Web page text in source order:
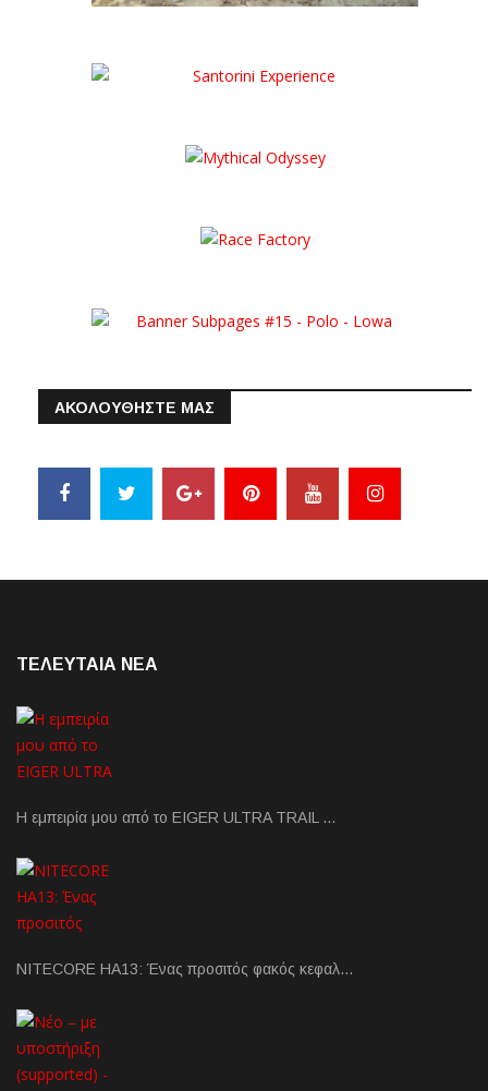
ΑΚΟΛΟΥΘΗΣΤΕ ΜΑΣ
ΤΕΛΕΥΤΑΙΑ NEA
Η εμπειρία μου από το EIGER ULTRA TRAIL …
NITECORE HA13: Ένας προσιτός φακός κεφαλ…